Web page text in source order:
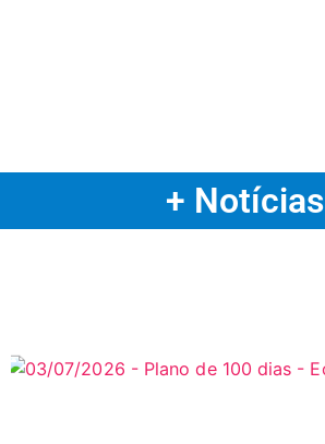
+ Notícias